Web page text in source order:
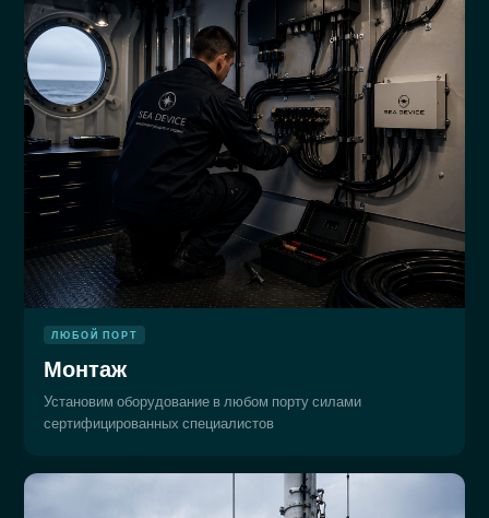
ЛЮБОЙ ПОРТ
Монтаж
Установим оборудование в любом порту силами
сертифицированных специалистов